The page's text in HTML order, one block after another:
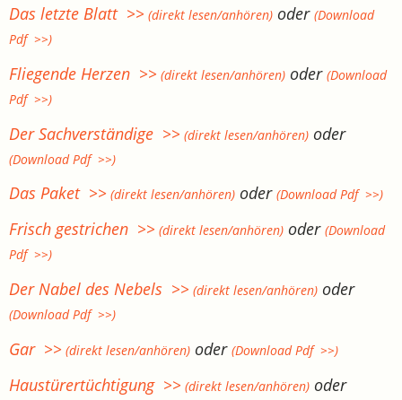
Das letzte Blatt >> (direkt lesen/anhören) oder(Download
Pdf >>)
Fliegende Herzen >> (direkt lesen/anhören) oder(Download
Pdf >>)
Der Sachverständige >> (direkt lesen/anhören) oder
(Download Pdf >>)
Das Paket >> (direkt lesen/anhören) oder(Download Pdf >>)
Frisch gestrichen >> (direkt lesen/anhören) oder(Download
Pdf >>)
Der Nabel des Nebels >> (direkt lesen/anhören) oder
(Download Pdf >>)
Gar >> (direkt lesen/anhören) oder(Download Pdf >>)
Haustürertüchtigung >> (direkt lesen/anhören) oder